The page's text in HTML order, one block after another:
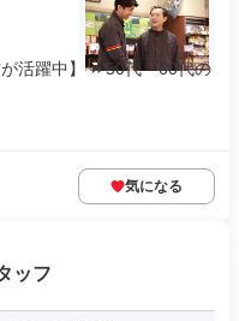
活躍中】 ⏩50代・60代の
気になる
ッフ